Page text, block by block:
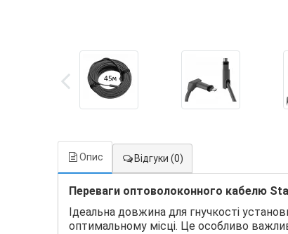
Опис Відгуки (0)
Переваги оптоволоконного кабелю
Ідеальна довжина для гнучкості
оптимальному місці. Це особливо